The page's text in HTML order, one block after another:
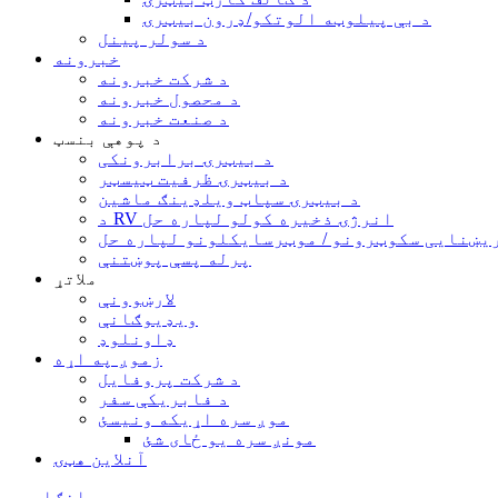
د بې پیلوټه الوتکو/ډرون بیټرۍ
د سولر پینل
خبرونه
د شرکت خبرونه
د محصول خبرونه
د صنعت خبرونه
د پوهې بنسټ
د بیټرۍ برابرونکی
د بیټرۍ ظرفیت ټیسټر
د بیټرۍ سپاټ ویلډینګ ماشین
د RV انرژۍ ذخیره کولو لپاره حل
سکوټرونو / موټرسایکلونو لپاره حل
پرله پسې پوښتنې
ملاتړ
لارښوونې
ویډیوګانې
ډاونلوډ
زموږ په اړه
د شرکت پروفایل
د فابریکې سفر
موږ سره اړیکه ونیسئ
مونږ سره یو ځای شئ
آنلاین هټۍ